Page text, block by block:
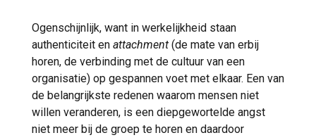
Ogenschijnlijk, want in werkelijkheid staan
authenticiteit en attachment (de mate van erbij
horen, de verbinding met de cultuur van een
organisatie) op gespannen voet met elkaar. Een van
de belangrijkste redenen waarom mensen niet
willen veranderen, is een diepgewortelde angst
niet meer bij de groep te horen en daardoor